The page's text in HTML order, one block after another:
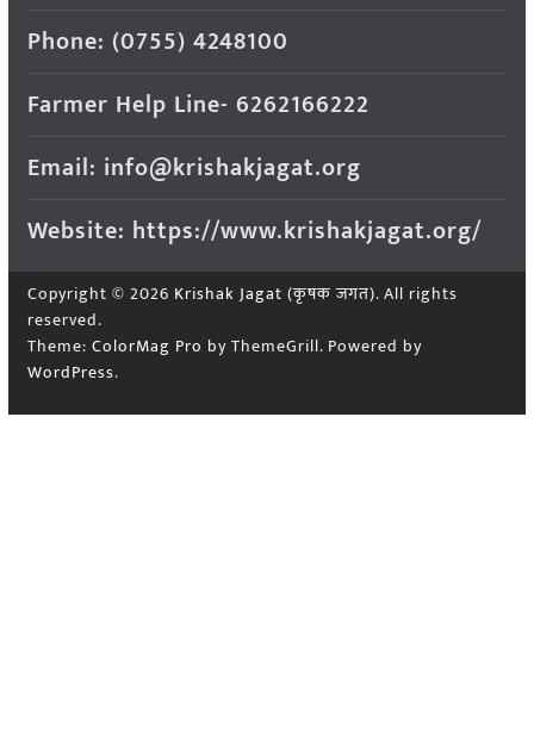
Phone: (0755) 4248100
Farmer Help Line- 6262166222
Email: info@krishakjagat.org
Website: https://www.krishakjagat.org/
Copyright © 2026 Krishak Jagat (कृषक जगत). All rights
reserved.
Theme: ColorMag Pro by ThemeGrill. Powered by
WordPress.